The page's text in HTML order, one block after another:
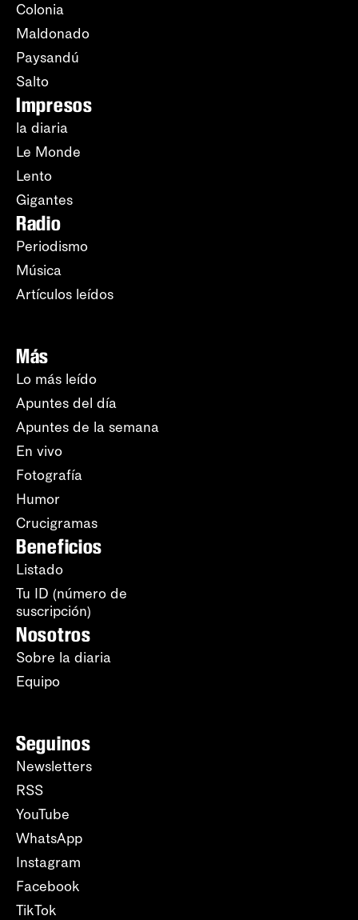
Colonia
Maldonado
Paysandú
Salto
Impresos
la diaria
Le Monde
Lento
Gigantes
Radio
Periodismo
Música
Artículos leídos
Más
Lo más leído
Apuntes del día
Apuntes de la semana
En vivo
Fotografía
Humor
Crucigramas
Beneficios
Listado
Tu ID (número de
suscripción)
Nosotros
Sobre la diaria
Equipo
Seguinos
Newsletters
RSS
YouTube
WhatsApp
Instagram
Facebook
TikTok